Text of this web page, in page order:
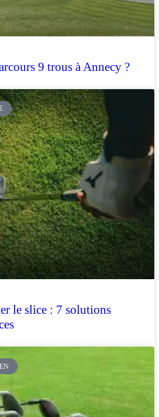
9 trous à Annecy ?
le slice : 7 solutions